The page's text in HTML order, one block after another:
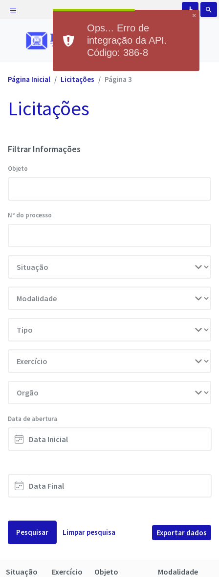
accessible search
Página Inicial Licitações Página 3
Licitações
Filtrar Informações
Objeto
Nº do processo
Data de abertura
Pesquisar Limpar pesquisa Exportar dados
Situação Exercício Objeto Modalidade
×
Ops... Erro de
integração da API.
Código: 386-8